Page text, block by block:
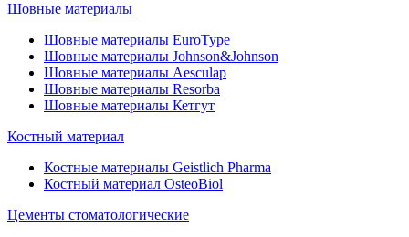
Шовные материалы
Шовные материалы EuroType
Шовные материалы Johnson&Johnson
Шовные материалы Aesculap
Шовные материалы Resorba
Шовные материалы Кетгут
Костный материал
Костные материалы Geistlich Pharma
Костный материал OsteoBiol
Цементы стоматологические